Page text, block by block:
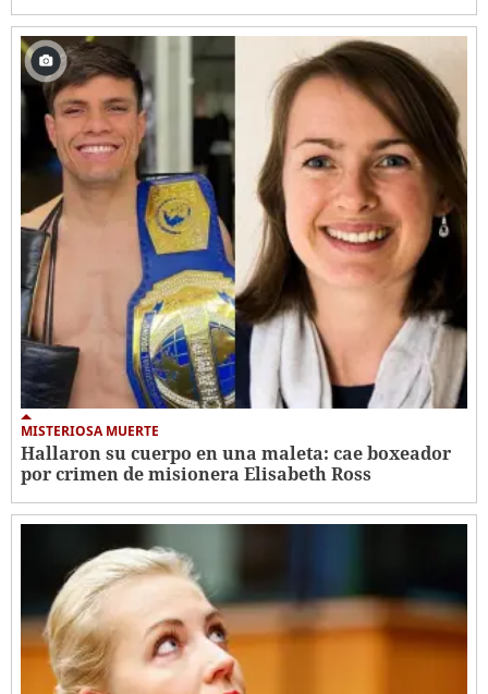
MISTERIOSA MUERTE
Hallaron su cuerpo en una maleta: cae boxeador
por crimen de misionera Elisabeth Ross